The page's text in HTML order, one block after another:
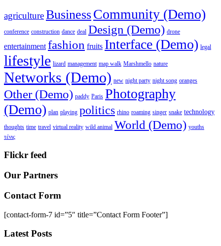
agricultureBusinessCommunity (Demo)
conference construction dance deal Design (Demo) drone
entertainment fashion fruits Interface (Demo) legal
lifestyle lizard management map walk Marshmello nature
Networks (Demo) new night party night song oranges
Other (Demo) paddy Paris Photography
(Demo) plan playing politics rhino roaming singer snake technology
thoughts time travel virtual reality wild animal World (Demo) youths
τένις
Flickr feed
Our Partners
Contact Form
[contact-form-7 id=”5″ title=”Contact Form Footer”]
Latest Posts